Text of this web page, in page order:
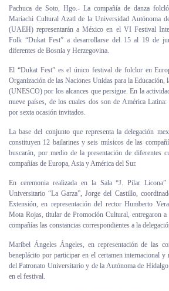
Alumni
Visitantes
Pachuca de Soto, Hgo.- La compañía de danza
Mariachi Cultural Azatl de la Universidad Autónoma
(UAEH) representarán a México en el VI Festival
Folk “Dukat Fest” a desarrollarse del 15 al 19 de
diferentes de Bosnia y Herzegovina.
El “Dukat Fest” es el único festival de folclor en
Organización de las Naciones Unidas para la Educación,
(UNESCO) por los alcances que persigue. En la
nueve países, de los cuales dos son de América
por sexta ocasión invitados.
La base del conjunto que representa la delegación
constituyen 12 bailarines y seis músicos de las
buscarán, por medio de la presentación de diferentes
compañías de Europa, Asia y América del Sur.
En ceremonia realizada en la Sala “J. Pilar
Universitario “La Garza”, Jorge del Castillo,
Extensión, en representación del rector Humberto
Mota Rojas, titular de Promoción Cultural, entregaron a
compañías las constancias correspondientes a la
Maribel Ángeles Ángeles, en representación de las
beneplácito por participar en el certamen internacional y
del Patronato Universitario y de la Autónoma de
en el festival.